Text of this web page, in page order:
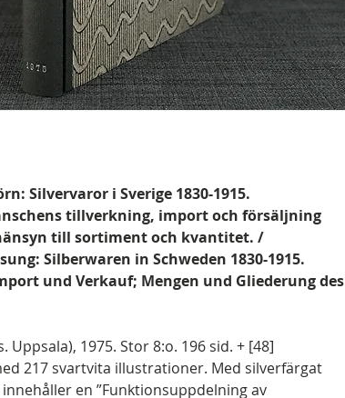
Silvervaror i Sverige 1830-1915.
tillverkning, import och försäljning
till sortiment och kvantitet. /
Silberwaren in Schweden 1830-1915.
und Verkauf; Mengen und Gliederung des
Uppsala), 1975. Stor 8:o. 196 sid. + [48]
217 svartvita illustrationer. Med silverfärgat
en ”Funktionsuppdelning av